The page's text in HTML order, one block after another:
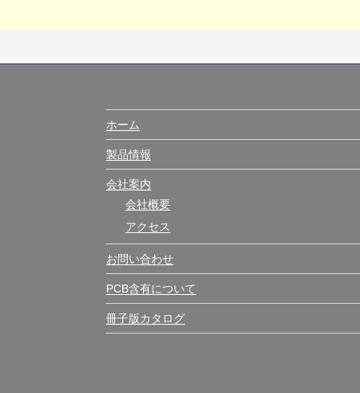
ホーム
製品情報
会社案内
会社概要
アクセス
お問い合わせ
PCB含有について
冊子版カタログ